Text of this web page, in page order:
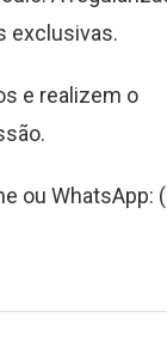
exclusivas.
e realizem o
ou WhatsApp: